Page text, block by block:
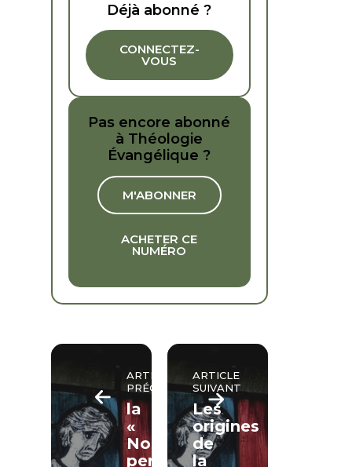
Déjà abonné ?
CONNECTEZ-
VOUS
Pas encore abonné
à Théologie
Évangélique ?
M'ABONNER
ACHETER CE
NUMÉRO
ARTICLE
PRÉCÉDENT
la
«
Nouvelle
perspective
ARTICLE
SUIVANT
Les
origines
de
la